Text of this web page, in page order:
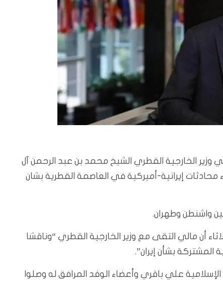
وزير الخارجية القطري الشيخ محمد بن عبد الرحمن آل
محادثات إيرانية-أميركية في العاصمة القطرية بشان
واشنطن وطهران.
أن مالي التقى مع وزير الخارجية القطري “وناقشا
المشتركة بشأن إيران”.
الإسلامية علي باقري وأعضاء الوفد المرافق له وصلوا